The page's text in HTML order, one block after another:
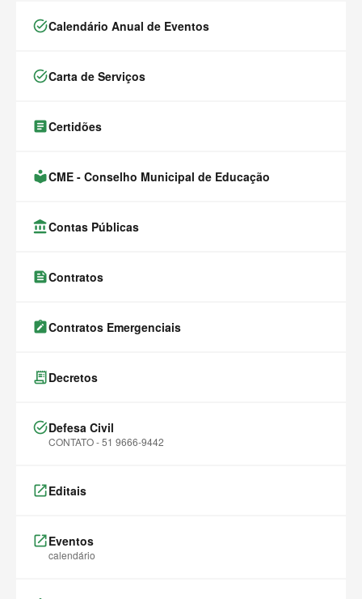
task_altCalendário Anual de Eventos
task_altCarta de Serviços
articleCertidões
local_libraryCME - Conselho Municipal de Educação
account_balanceContas Públicas
feedContratos
note_altContratos Emergenciais
receipt_long Decretos
task_altDefesa Civil
CONTATO - 51 9666-9442
launchEditais
launchEventos
calendário